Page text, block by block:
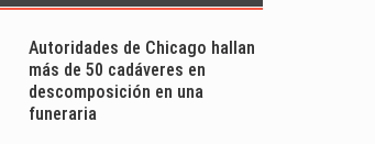
Autoridades de Chicago hallan
más de 50 cadáveres en
descomposición en una
funeraria